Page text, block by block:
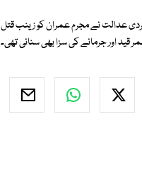
قید اور جرمانے کی سزا بھی سنائی تھی۔